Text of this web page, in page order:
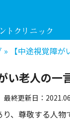
» 【中途視覚障
い老人の一
最終更新日：
り、尊敬する人